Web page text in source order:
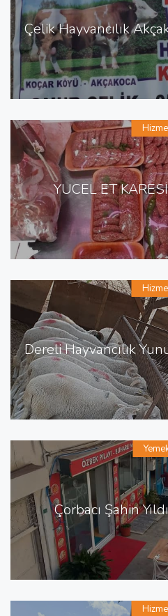
YÜCEL ET
Çorbacı Şahin